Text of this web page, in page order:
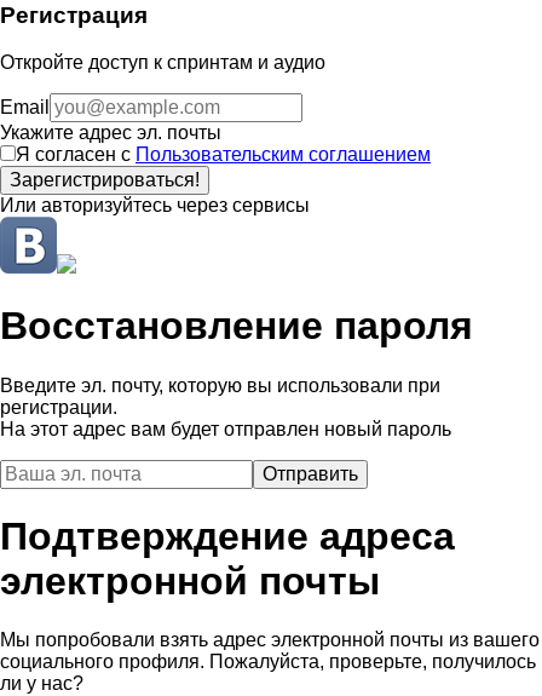
Регистрация
Откройте доступ к спринтам и аудио
Email
Укажите адрес эл. почты
Я согласен с Пользовательским соглашением
Зарегистрироваться!
Или авторизуйтесь через сервисы
Восстановление пароля
Введите эл. почту, которую вы использовали при
регистрации.
На этот адрес вам будет отправлен новый пароль
Подтверждение адреса
электронной почты
Мы попробовали взять адрес электронной почты из вашего
социального профиля. Пожалуйста, проверьте, получилось
ли у нас?